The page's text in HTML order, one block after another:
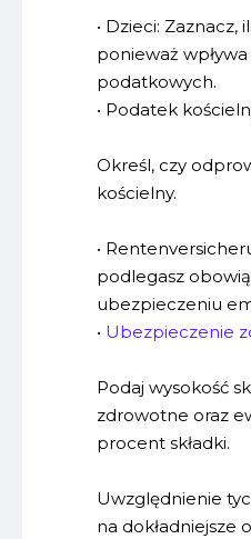
• Dzieci: Zaznacz,
ponieważ
podatkowych.
• Podatek
Określ, czy
kościelny.
•
podlegasz
ubezpieczeniu
• Ubezpieczenie
Podaj wysokość
zdrowotne oraz
procent składki.
Uwzględnienie
na dokładniejsze